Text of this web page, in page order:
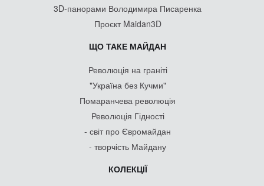
3D-панорами Володимира Писаренка
Проєкт Maidan3D
ЩО ТАКЕ МАЙДАН
Революція на граніті
"Україна без Кучми"
Помаранчева революція
Революція Гідності
- світ про Євромайдан
- творчість Майдану
КОЛЕКЦІЇ